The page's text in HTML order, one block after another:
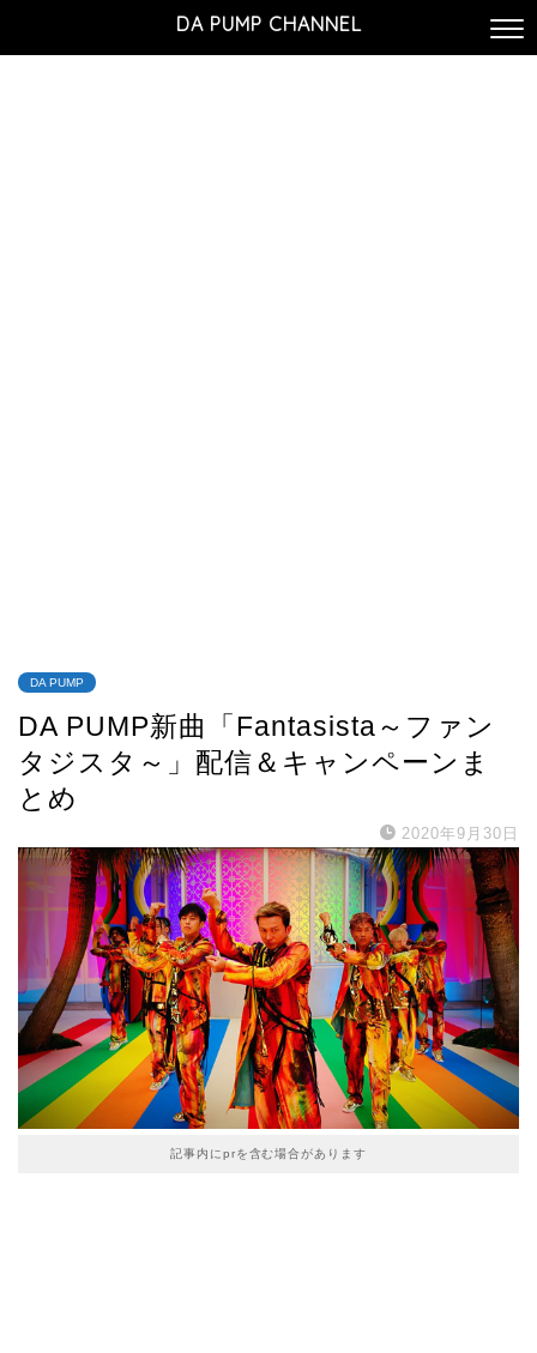
DA PUMP CHANNEL
DA PUMP
DA PUMP新曲「Fantasista～ファン
タジスタ～」配信＆キャンペーンま
とめ
2020年9月30日
記事内にprを含む場合があります